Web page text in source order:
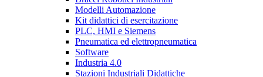
Modelli Automazione
Kit didattici di esercitazione
PLC, HMI e Siemens
Pneumatica ed elettropneumatica
Software
Industria 4.0
Stazioni Industriali Didattiche